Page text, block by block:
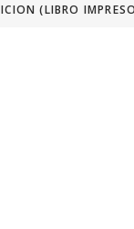
(LIBRO